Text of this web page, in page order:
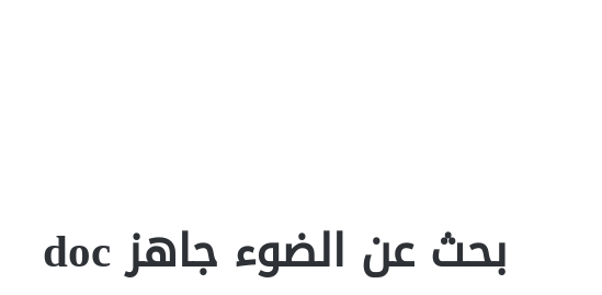
بحث عن الضوء جاهز doc‎